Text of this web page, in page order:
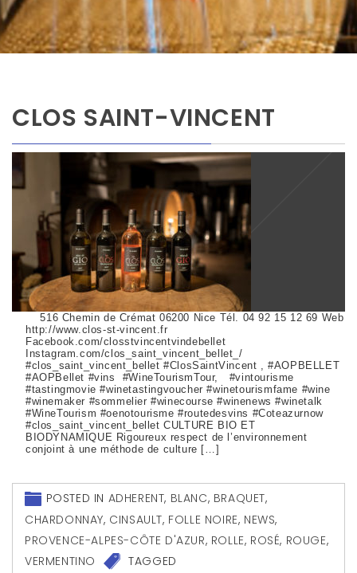
CLOS SAINT-VINCENT
516 Chemin de Crémat 06200 Nice Tél. 04 92 15 12 69 Web
http://www.clos-st-vincent.fr
Facebook.com/closstvincentvindebellet
Instagram.com/clos_saint_vincent_bellet_/
#clos_saint_vincent_bellet #ClosSaintVincent , #AOPBELLET
#AOPBellet #vins #WineTourismTour, #vintourisme
#tastingmovie #winetastingvoucher #winetourismfame #wine
#winemaker #sommelier #winecourse #winenews #winetalk
#WineTourism #oenotourisme #routedesvins #Coteazurnow
#clos_saint_vincent_bellet CULTURE BIO ET
BIODYNAMIQUE Rigoureux respect de l’environnement
conjoint à une méthode de culture […]
POSTED IN ADHERENT, BLANC, BRAQUET,
CHARDONNAY, CINSAULT, FOLLE NOIRE, NEWS,
PROVENCE-ALPES-CÔTE D'AZUR, ROLLE, ROSÉ, ROUGE,
VERMENTINO
TAGGED